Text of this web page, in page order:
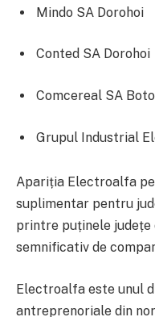
Mindo SA Dorohoi
Conted SA Dorohoi
Comcereal SA
Grupul Industrial
Apariția Electroalfa
suplimentar pentru
printre puținele județe
semnificativ de
Electroalfa este unul
antreprenoriale din